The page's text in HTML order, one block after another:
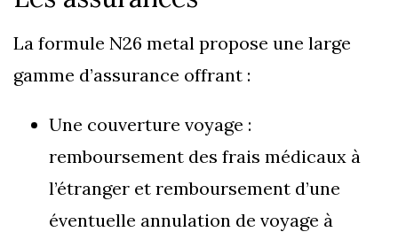
La formule N26 metal propose une large
gamme d’assurance offrant :
Une couverture voyage :
remboursement des frais médicaux à
l’étranger et remboursement d’une
éventuelle annulation de voyage à